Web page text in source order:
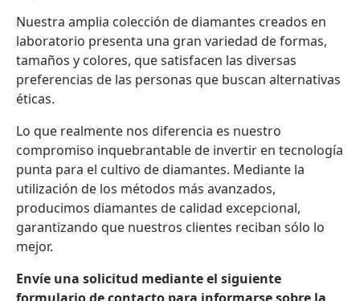
Nuestra amplia colección de diamantes creados en
laboratorio presenta una gran variedad de formas,
tamaños y colores, que satisfacen las diversas
preferencias de las personas que buscan alternativas
éticas.
Lo que realmente nos diferencia es nuestro
compromiso inquebrantable de invertir en tecnología
punta para el cultivo de diamantes. Mediante la
utilización de los métodos más avanzados,
producimos diamantes de calidad excepcional,
garantizando que nuestros clientes reciban sólo lo
mejor.
Envíe una solicitud mediante el siguiente